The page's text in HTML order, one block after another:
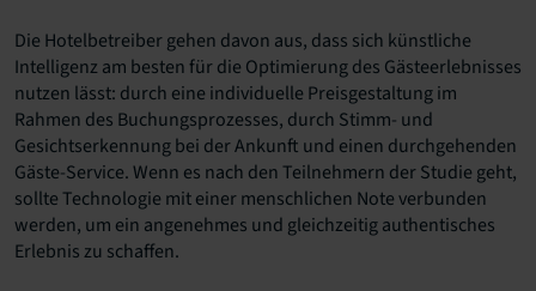
Die Hotelbetreiber gehen davon aus, dass sich künstliche
Intelligenz am besten für die Optimierung des Gästeerlebnisses
nutzen lässt: durch eine individuelle Preisgestaltung im
Rahmen des Buchungsprozesses, durch Stimm- und
Gesichtserkennung bei der Ankunft und einen durchgehenden
Gäste-Service. Wenn es nach den Teilnehmern der Studie geht,
sollte Technologie mit einer menschlichen Note verbunden
werden, um ein angenehmes und gleichzeitig authentisches
Erlebnis zu schaffen.